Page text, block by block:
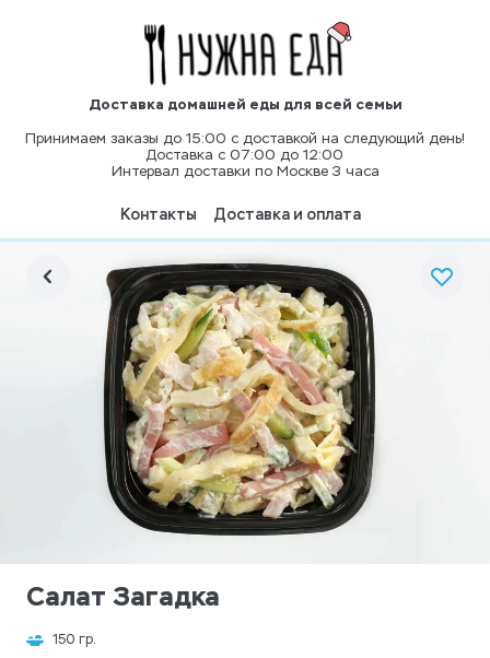
Доставка домашней еды для всей семьи
Принимаем заказы до 15:00 с доставкой на следующий день!
Доставка с 07:00 до 12:00
Интервал доставки по Москве 3 часа
Контакты Доставка и оплата
Салат Загадка
150 гр.